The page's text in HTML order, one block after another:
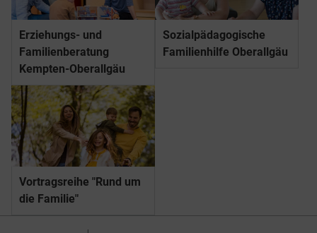
Erziehungs- und
Familienberatung
Kempten-Oberallgäu
Sozial­pädago­gische
Familienhilfe Oberallgäu
Vortragsreihe "Rund um
die Familie"